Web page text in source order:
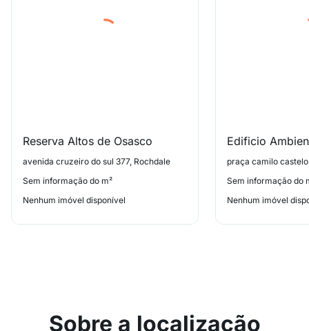
Reserva Altos de Osasco
avenida cruzeiro do sul 377, Rochdale
Sem informação do m²
Nenhum imóvel disponível
Edificio
praça camilo
Sem informação do
Nenhum imóvel
Sobre a localização